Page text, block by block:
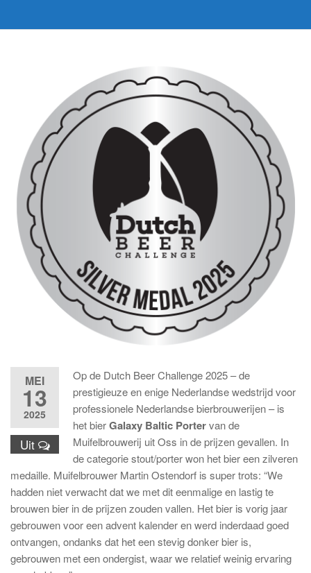
MEI
13
2025
Uit
Op de Dutch Beer Challenge 2025 – de
prestigieuze en enige Nederlandse wedstrijd voor
professionele Nederlandse bierbrouwerijen – is
het bierGalaxy Baltic Portervan de
Muifelbrouwerij uit Oss in de prijzen gevallen. In
de categorie stout/porter won het bier een zilveren
medaille. Muifelbrouwer Martin Ostendorf is super trots: “We
hadden niet verwacht dat we met dit eenmalige en lastig te
brouwen bier in de prijzen zouden vallen. Het bier is vorig jaar
gebrouwen voor een advent kalender en werd inderdaad goed
ontvangen, ondanks dat het een stevig donker bier is,
gebrouwen met een ondergist, waar we relatief weinig ervaring